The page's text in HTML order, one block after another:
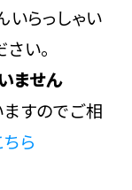
らっしゃい
い。
ません
すのでご相
ちら